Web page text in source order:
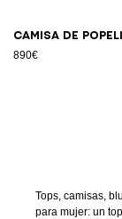
Camisa de
890€
Tops, camisas,
para mujer: un